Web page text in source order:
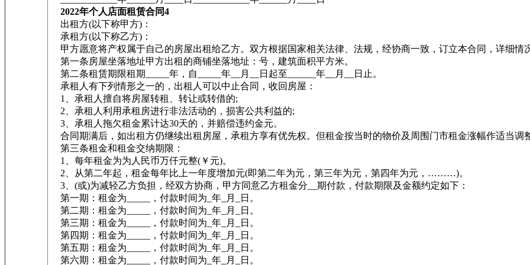
2022年个人店面租赁合同4
出租方(以下称甲方)：
承租方(以下称乙方)：
甲方愿意将产权属于自己的房屋出租给乙方。双方根据国家相关法律、法规，经协商一致，订立本合同，详细情
第一条房屋坐落地址甲方出租的商铺坐落地址：号，建筑面积平方米。
第二条租赁期限租期_____年，自_____年__月__日起至______年__月__日止。
承租人有下列情形之一的，出租人可以中止合同，收回房屋：
1、承租人擅自将房屋转租、转让或转借的;
2、承租人利用承租房进行非法活动的，损害公共利益的;
3、承租人拖欠租金累计达30天的，并赔偿违约金元。
合同期满后，如出租方仍继续出租房屋，承租方享有优先权。但租金按当时的物价及周围门市租金涨幅作适当调
第三条租金和租金交纳期限：
1、每年租金为为人民币万仟元整(￥元)。
2、从第二年起，租金每年比上一年度增加元(即第二年为元，第三年为元，第四年为元，………)。
3、(或)为减轻乙方负担，经双方协商，甲方同意乙方租金分__期付款，付款期限及金额约定如下：
第一期：租金为_____，付款时间为_年_月_日。
第二期：租金为_____，付款时间为_年_月_日。
第三期：租金为_____，付款时间为_年_月_日。
第四期：租金为_____，付款时间为_年_月_日。
第五期：租金为_____，付款时间为_年_月_日。
第六期：租金为_____，付款时间为_年_月_日。